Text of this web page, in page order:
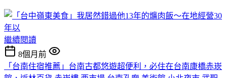
繼續閱讀
8個月前
「台南住宿推薦」台南古都悠遊超便利，必住在台南康橋赤崁